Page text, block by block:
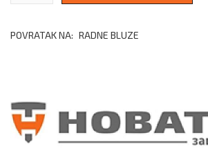
POVRATAK NA: RADNE BLUZE